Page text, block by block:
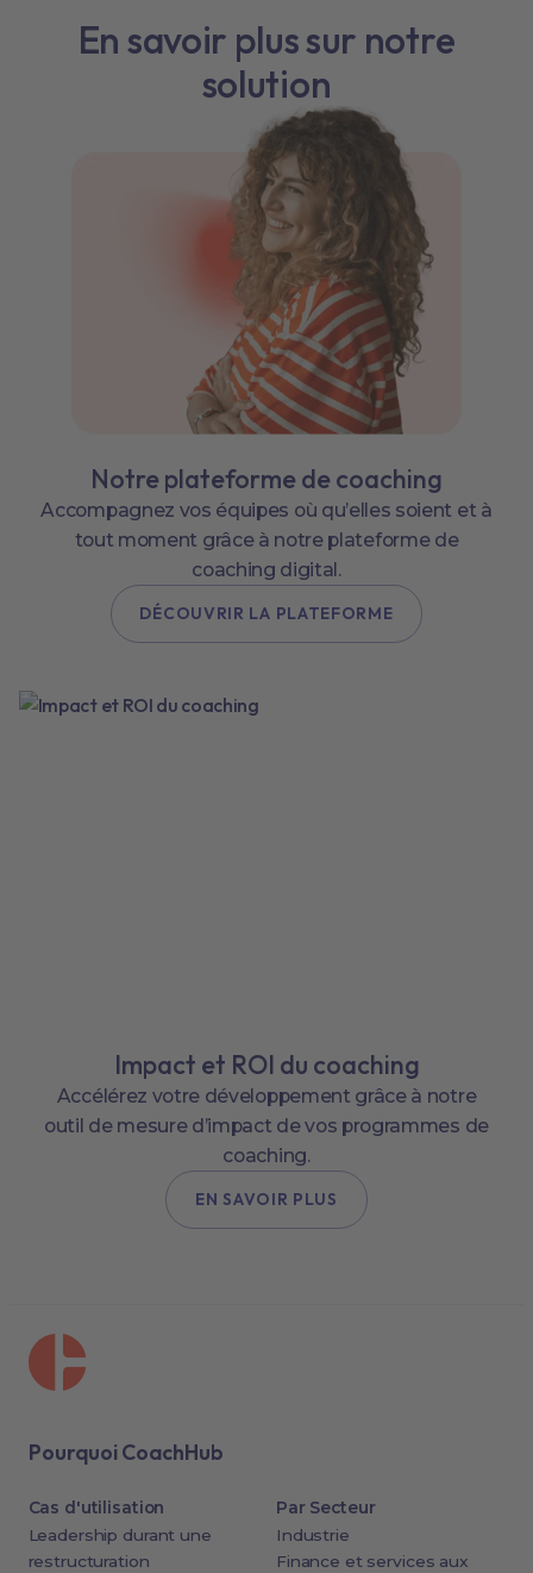
En savoir plus sur notre
solution
Notre plateforme de coaching
Accompagnez vos équipes où qu’elles soient et à
tout moment grâce à notre plateforme de
coaching digital.
DÉCOUVRIR LA PLATEFORME
Impact et ROI du coaching
Accélérez votre développement grâce à notre
outil de mesure d’impact de vos programmes de
coaching.
EN SAVOIR PLUS
Pourquoi CoachHub
Cas d'utilisation
Leadership durant une
restructuration
Par Secteur
Industrie
Finance et services aux